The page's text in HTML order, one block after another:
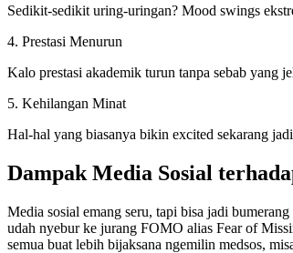
Sedikit-sedikit uring-uringan? Mood swings
4. Prestasi Menurun
Kalo prestasi akademik turun tanpa sebab yang
5. Kehilangan Minat
Hal-hal yang biasanya bikin excited sekarang
Dampak Media Sosial
Media sosial emang seru, tapi bisa jadi
udah nyebur ke jurang FOMO alias Fear of
semua buat lebih bijaksana ngemilin medsos,